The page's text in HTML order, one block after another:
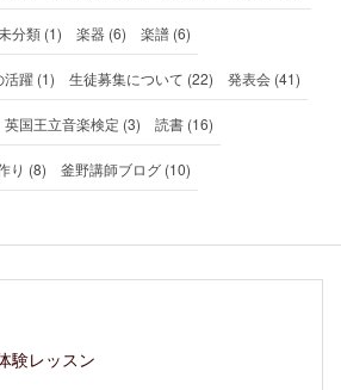
分類 (1) 楽器 (6) 楽譜 (6)
活躍 (1) 生徒募集について (22) 発表会 (41)
英国王立音楽検定 (3) 読書 (16)
り (8) 釜野講師ブログ (10)
験レッスン